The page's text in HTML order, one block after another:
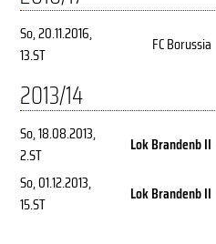
So, 20.11.2016,
13.ST
FC Borussia
2013/14
So, 18.08.2013,
2.ST
Lok Brandenb II
So, 01.12.2013,
15.ST
Lok Brandenb II